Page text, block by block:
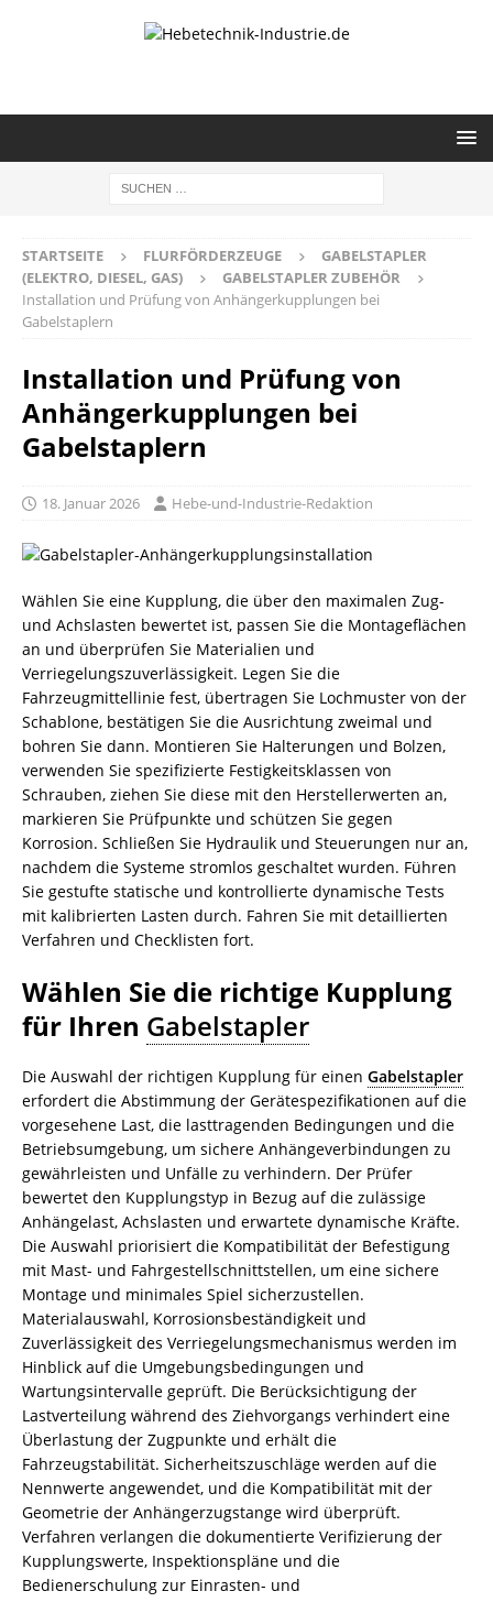
STARTSEITE FLURFÖRDERZEUGE
GABELSTAPLER
(ELEKTRO, DIESEL, GAS)
GABELSTAPLER ZUBEHÖR
Installation und Prüfung von Anhängerkupplungen bei
Gabelstaplern
Installation und Prüfung von
Anhängerkupplungen bei
Gabelstaplern
18. Januar 2026 Hebe-und-Industrie-Redaktion
Wählen Sie eine Kupplung, die über den maximalen Zug-
und Achslasten bewertet ist, passen Sie die Montageflächen
an und überprüfen Sie Materialien und
Verriegelungszuverlässigkeit. Legen Sie die
Fahrzeugmittellinie fest, übertragen Sie Lochmuster von der
Schablone, bestätigen Sie die Ausrichtung zweimal und
bohren Sie dann. Montieren Sie Halterungen und Bolzen,
verwenden Sie spezifizierte Festigkeitsklassen von
Schrauben, ziehen Sie diese mit den Herstellerwerten an,
markieren Sie Prüfpunkte und schützen Sie gegen
Korrosion. Schließen Sie Hydraulik und Steuerungen nur an,
nachdem die Systeme stromlos geschaltet wurden. Führen
Sie gestufte statische und kontrollierte dynamische Tests
mit kalibrierten Lasten durch. Fahren Sie mit detaillierten
Verfahren und Checklisten fort.
Wählen Sie die richtige Kupplung
für Ihren Gabelstapler
Die Auswahl der richtigen Kupplung für einen Gabelstapler
erfordert die Abstimmung der Gerätespezifikationen auf die
vorgesehene Last, die lasttragenden Bedingungen und die
Betriebsumgebung, um sichere Anhängeverbindungen zu
gewährleisten und Unfälle zu verhindern. Der Prüfer
bewertet den Kupplungstyp in Bezug auf die zulässige
Anhängelast, Achslasten und erwartete dynamische Kräfte.
Die Auswahl priorisiert die Kompatibilität der Befestigung
mit Mast- und Fahrgestellschnittstellen, um eine sichere
Montage und minimales Spiel sicherzustellen.
Materialauswahl, Korrosionsbeständigkeit und
Zuverlässigkeit des Verriegelungsmechanismus werden im
Hinblick auf die Umgebungsbedingungen und
Wartungsintervalle geprüft. Die Berücksichtigung der
Lastverteilung während des Ziehvorgangs verhindert eine
Überlastung der Zugpunkte und erhält die
Fahrzeugstabilität. Sicherheitszuschläge werden auf die
Nennwerte angewendet, und die Kompatibilität mit der
Geometrie der Anhängerzugstange wird überprüft.
Verfahren verlangen die dokumentierte Verifizierung der
Kupplungswerte, Inspektionspläne und die
Bedienerschulung zur Einrasten- und